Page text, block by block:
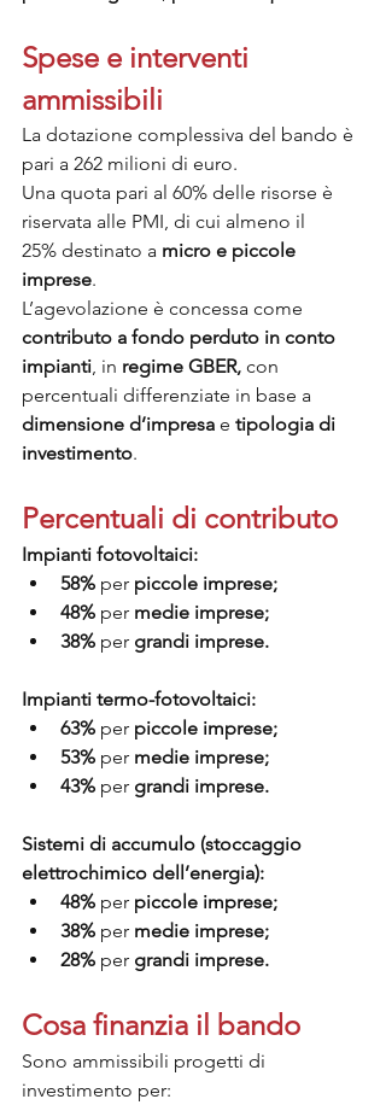
Spese e interventi
ammissibili
La dotazione complessiva del bando è
pari a 262 milioni di euro.
Una quota pari al 60% delle risorse è
riservata alle PMI, di cui almeno il
25% destinato a micro e piccole
imprese.
L’agevolazione è concessa come
contributo a fondo perduto in conto
impianti , in regime GBER, con
percentuali differenziate in base a
dimensione d’impresa e tipologia di
investimento.
Percentuali di contributo
Impianti fotovoltaici:
58% per piccole imprese;
48% per medie imprese;
38% per grandi imprese.
Impianti termo-fotovoltaici:
63% per piccole imprese;
53% per medie imprese;
43% per grandi imprese.
Sistemi di accumulo (stoccaggio
elettrochimico dell’energia):
48% per piccole imprese;
38% per medie imprese;
28% per grandi imprese.
Cosa finanzia il bando
Sono ammissibili progetti di
investimento per: